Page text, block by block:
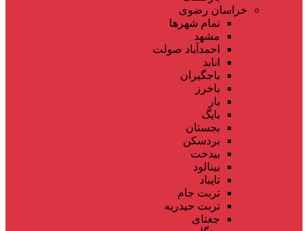
خراسان رضوی
تمام شهر‌ها
مشهد
احمدآباد صولت
انابد
باجگیران
باخرز
بار
بایگ
بجستان
بردسکن
بیدخت
بینالود
تایباد
تربت جام
تربت حیدریه
جغتای